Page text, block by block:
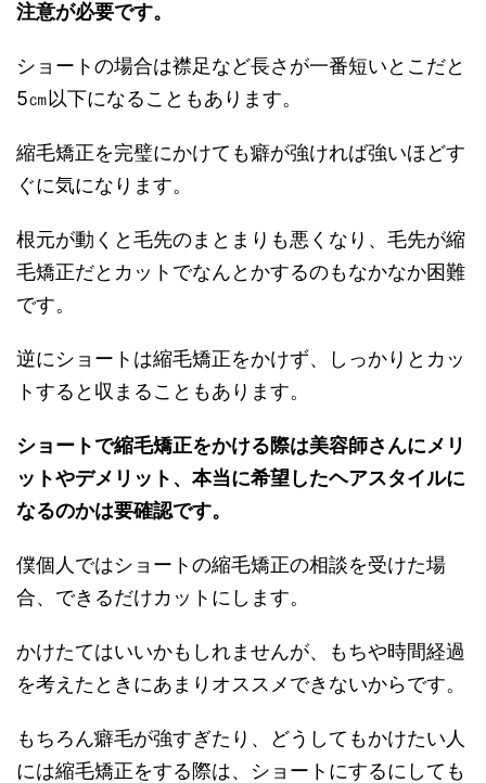
注意が必要です。
ショートの場合は襟足など長さが一番短いとこだと
5㎝以下になることもあります。
縮毛矯正を完璧にかけても癖が強ければ強いほどす
ぐに気になります。
根元が動くと毛先のまとまりも悪くなり、毛先が縮
毛矯正だとカットでなんとかするのもなかなか困難
です。
逆にショートは縮毛矯正をかけず、しっかりとカッ
トすると収まることもあります。
ショートで縮毛矯正をかける際は美容師さんにメリ
ットやデメリット、本当に希望したヘアスタイルに
なるのかは要確認です。
僕個人ではショートの縮毛矯正の相談を受けた場
合、できるだけカットにします。
かけたてはいいかもしれませんが、もちや時間経過
を考えたときにあまりオススメできないからです。
もちろん癖毛が強すぎたり、どうしてもかけたい人
には縮毛矯正をする際は、ショートにするにしても